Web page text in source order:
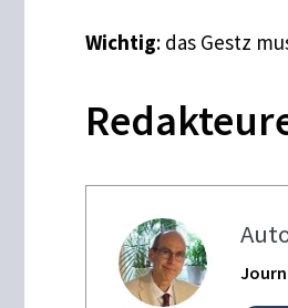
Wichtig: das Gestz